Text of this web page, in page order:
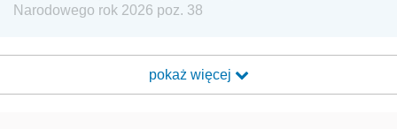
Narodowego rok 2026 poz. 38
pokaż więcej